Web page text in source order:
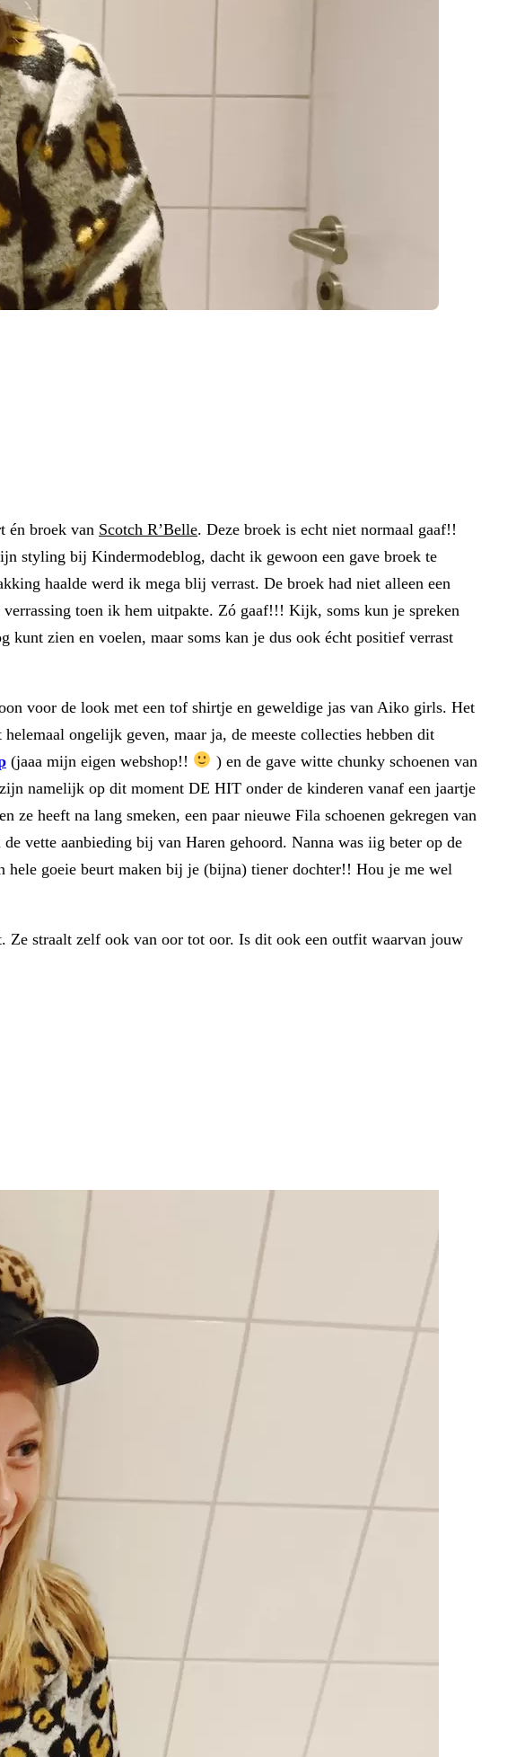
én broek van Scotch R’Belle. Deze broek is echt niet normaal gaaf!!
styling bij Kindermodeblog, dacht ik gewoon een gave broek te
haalde werd ik mega blij verrast. De broek had niet alleen een
toen ik hem uitpakte. Zó gaaf!!! Kijk, soms kun je spreken
zien en voelen, maar soms kan je dus ook écht positief verrast
voor de look met een tof shirtje en geweldige jas van Aiko girls. Het
ongelijk geven, maar ja, de meeste collecties hebben dit
(jaaa mijn eigen webshop!!
) en de gave witte chunky schoenen van
namelijk op dit moment DE HIT onder de kinderen vanaf een jaartje
heeft na lang smeken, een paar nieuwe Fila schoenen gekregen van
vette aanbieding bij van Haren gehoord. Nanna was iig beter op de
goeie beurt maken bij je (bijna) tiener dochter!! Hou je me wel
straalt zelf ook van oor tot oor. Is dit ook een outfit waarvan jouw